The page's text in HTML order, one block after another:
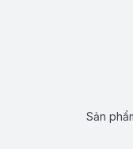
Sản